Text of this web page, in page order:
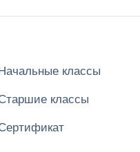
Начальные классы
классы